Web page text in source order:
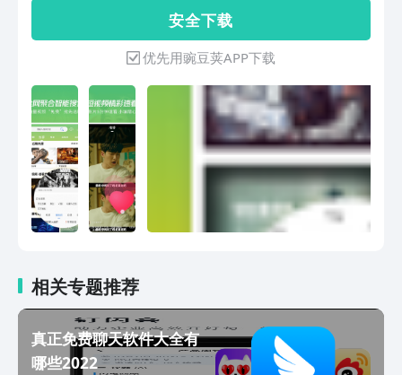
剧、TVB、台剧等资源全球实时更新； 独
家影视类精彩瞬间，高光时刻，让你几分
钟看完看懂热门电影电视剧。无聊刷一
刷，了解更多好剧好片； ： 电视剧：我
喜欢你、半是蜜糖半是伤、风犬少年的天
空、在一起、约定期间爱上你、浮世双娇
传。 电影：我和我的家乡、八佰、釜山
行2、我在时间尽头等你。 综艺：德云斗
笑社、心动的信号、想想办法吧,爸爸。
动漫：元龙、全职高手第二季、灵剑尊、
斗罗大陆、穿书自救指南、武动乾坤。
安 全 下 载
优先用豌豆荚APP下载
相关专题推荐
真正免费聊天软件大全有
哪些2022